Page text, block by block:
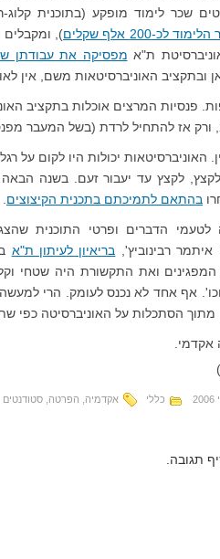
שכר לימוד מופקע (בתוכנית
לכ-200 אלף שקלים
), ומקבלים
ת"א מפסיקה את עבודתן
ובתקציב האוניברסיטאות משם, אין
פנסיות המרצים אוכלות בתקציב
האוניברסיטאות יכולות היו לקום על
בהתאם לתמיכתם בתכנית הקיצוצים
לטעמי הדברים ופרטי התוכנית
רבינוביץ', בריאיון לעיתון ת"א
המפגינים ואת התקשורת היה שטחי
וכו'. אף אחד לא נכנס לעומק. הרי
הסתכלות על האוניברסיטה כפי
אקדמי.
כללי אקדמיה הפרטה סטודנטים
תגובה.